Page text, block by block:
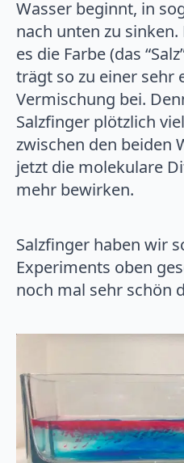
Wasser beginnt, in
nach unten zu
es die Farbe (das
trägt so zu einer sehr
Vermischung bei.
Salzfinger plötzlich
zwischen den beiden
jetzt die molekulare
mehr bewirken.
Salzfinger haben wir
Experiments oben
noch mal sehr schön